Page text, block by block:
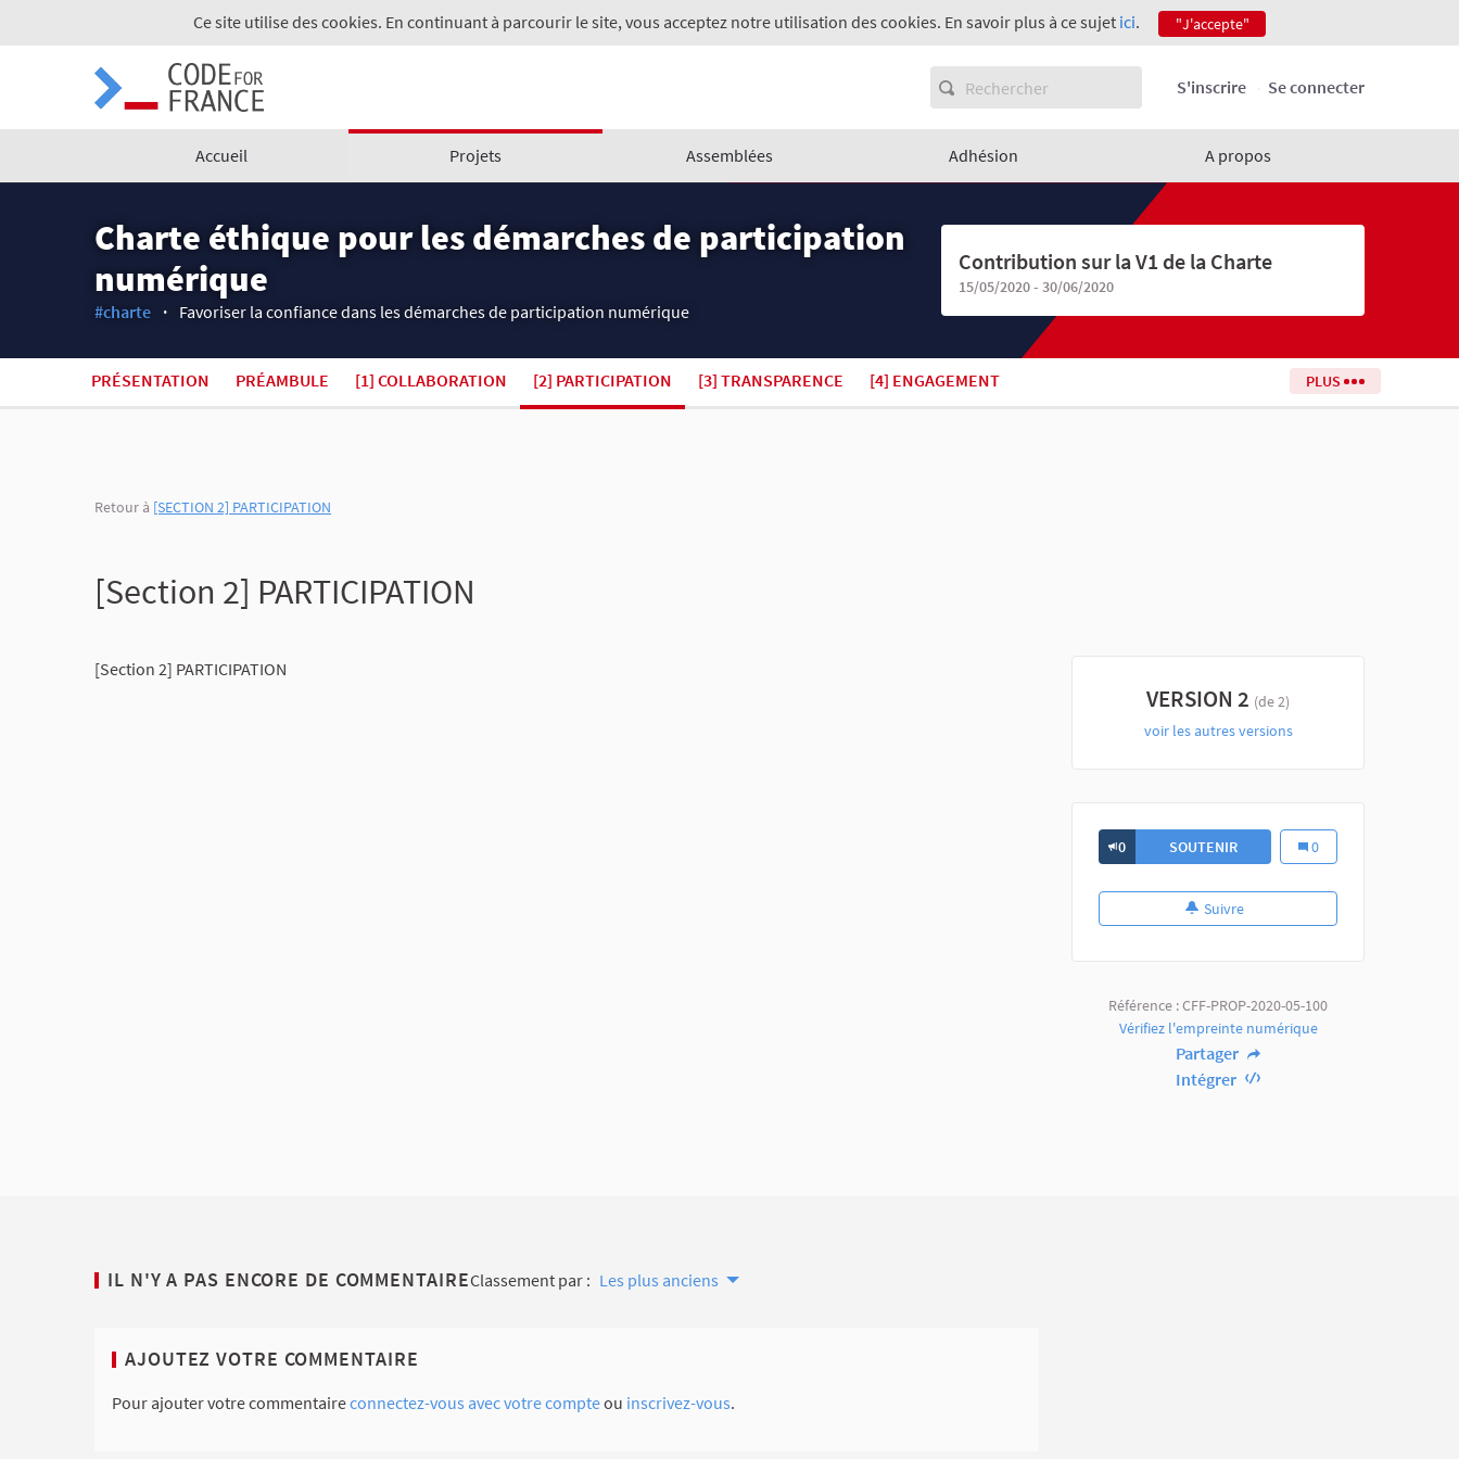
Ce site utilise des cookies. En continuant à parcourir le site, vous acceptez notre utilisation des cookies. En savoir plus à ce sujet ici. "J'accepte"
S'inscrire Se connecter
Accueil Projets Assemblées Adhésion A propos
Charte éthique pour les démarches de participation
numérique
#charte Favoriser la confiance dans les démarches de participation numérique
Contribution sur la V1 de la Charte
15/05/2020 - 30/06/2020
PRÉSENTATION PRÉAMBULE [1] COLLABORATION [2] PARTICIPATION [3] TRANSPARENCE [4] ENGAGEMENT PLUS
Retour à [SECTION 2] PARTICIPATION
[Section 2] PARTICIPATION
VERSION 2 (de 2)
voir les autres versions
0 SOUTENIR 0
Suivre
Référence : CFF-PROP-2020-05-100
Vérifiez l'empreinte numérique
Partager
Intégrer
[Section 2] PARTICIPATION
IL N'Y A PAS ENCORE DE COMMENTAIREClassement par : Les plus anciens
AJOUTEZ VOTRE COMMENTAIRE
Pour ajouter votre commentaireconnectez-vous avec votre compteou inscrivez-vous.